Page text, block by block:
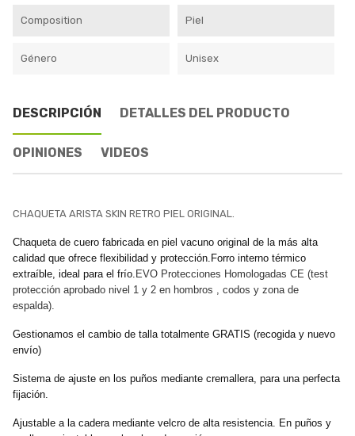
Composition Piel
Género Unisex
DESCRIPCIÓN DETALLES DEL PRODUCTO
OPINIONES VIDEOS
CHAQUETA ARISTA SKIN RETRO PIEL ORIGINAL.
Chaqueta de cuero fabricada en piel vacuno original de la más alta
calidad que ofrece flexibilidad y protección.Forro interno térmico
extraíble, ideal para el frío. EVO Protecciones Homologadas CE (test
protección aprobado nivel 1 y 2 en hombros , codos y zona de
espalda).
Gestionamos el cambio de talla totalmente GRATIS (recogida y nuevo
envío)
Sistema de ajuste en los puños mediante cremallera, para una perfecta
fijación.
Ajustable a la cadera mediante velcro de alta resistencia. En puños y